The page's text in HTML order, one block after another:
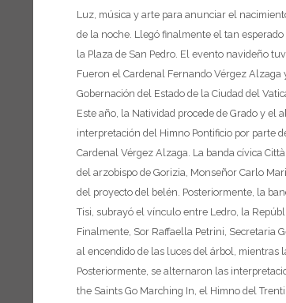
Luz, música y arte para anunciar el
de la noche. Llegó finalmente el tan
la Plaza de San Pedro. El evento navideño
Fueron el Cardenal Fernando Vérgez
Gobernación del Estado de la Ciudad del
Este año, la Natividad procede de Grado y el
interpretación del Himno Pontificio por parte
Cardenal Vérgez Alzaga. La banda cívica
del arzobispo de Gorizia, Monseñor Carlo
del proyecto del belén. Posteriormente, la
Tisi, subrayó el vínculo entre Ledro, la
Finalmente, Sor Raffaella Petrini, Secretaria
al encendido de las luces del árbol, mientras
Posteriormente, se alternaron las
the Saints Go Marching In, el Himno del